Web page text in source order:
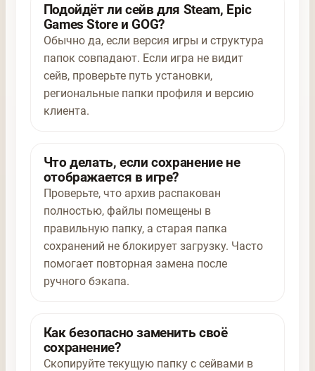
Подойдёт ли сейв для Steam, Epic
Games Store и GOG?
Обычно да, если версия игры и структура
папок совпадают. Если игра не видит
сейв, проверьте путь установки,
региональные папки профиля и версию
клиента.
Что делать, если сохранение не
отображается в игре?
Проверьте, что архив распакован
полностью, файлы помещены в
правильную папку, а старая папка
сохранений не блокирует загрузку. Часто
помогает повторная замена после
ручного бэкапа.
Как безопасно заменить своё
сохранение?
Скопируйте текущую папку с сейвами в